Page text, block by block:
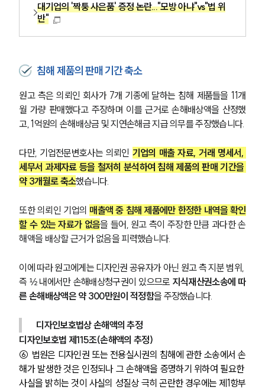
대기업의 '짝퉁 사은품' 증정 논란..."모방 아냐"vs"법 위
반"
침해 제품의 판매 기간 축소
원고 측은 의뢰인 회사가 7개 기종에 달하는 침해 제품들을 11개
월 가량 판매했다고 주장하며 이를 근거로 손해배상액을 산정했
고, 1억원의 손해배상금 및 지연손해금 지급 의무를 주장했습니다.
다만, 기업전문변호사는 의뢰인 기업의 매출 자료, 거래 명세서,
세무서 과제자료 등을 철저히 분석하여 침해 제품의 판매 기간을
약 3개월로 축소했습니다.
또한 의뢰인 기업의 매출액 중 침해 제품에만 한정한 내역을 확인
할 수 있는 자료가 없음을 들어, 원고 측이 주장한 만큼 과다한 손
해액을 배상할 근거가 없음을 피력했습니다.
이에 따라 원고에게는 디자인권 공유자가 아닌 원고 측 지분 범위,
즉 ½ 내에서만 손해배상청구권이 있으므로 지식재산권소송에 따
른 손해배상액은 약 300만원이 적정함을 주장했습니다.
디자인보호법상 손해액의 추정
디자인보호법 제115조(손해액의 추정)
⑥ 법원은 디자인권 또는 전용실시권의 침해에 관한 소송에서 손
해가 발생한 것은 인정되나 그 손해액을 증명하기 위하여 필요한
사실을 밝히는 것이 사실의 성질상 극히 곤란한 경우에는 제1항부